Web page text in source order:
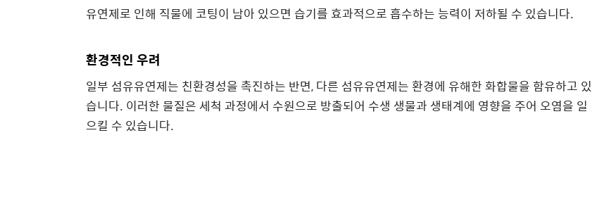
유연제로 인해 직물에 코팅이 남아 있으면 습기를 효과적으로 흡수하는 능력이 저하될 수 있습니다.
환경적인 우려
일부 섬유유연제는 친환경성을 촉진하는 반면, 다른 섬유유연제는 환경에 유해한 화합물을 함유하고 있
습니다. 이러한 물질은 세척 과정에서 수원으로 방출되어 수생 생물과 생태계에 영향을 주어 오염을 일
으킬 수 있습니다.